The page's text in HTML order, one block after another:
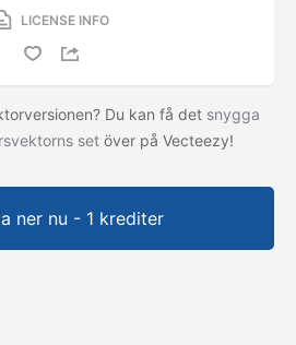
LICENSE INFO
Du kan få det snygga
set över på Vecteezy!
ner nu - 1 krediter